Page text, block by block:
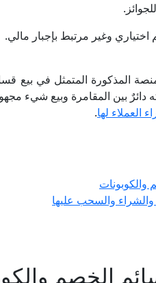
اختياري وغير مرتبط بإجبار مالي.
المذكورة المتمثل في بيع
بين المقامرة وبيع شيء
العملاء لها.
والكوبونات
والسحب عليها
الخصم